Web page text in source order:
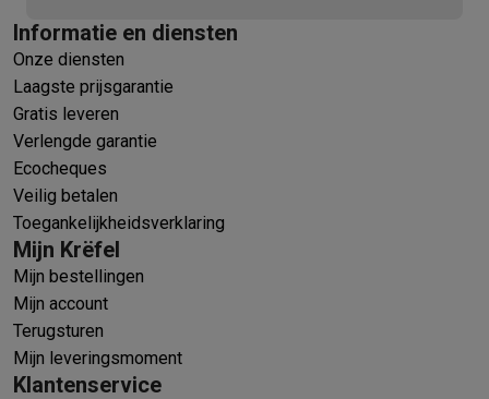
Informatie en diensten
Onze diensten
Laagste prijsgarantie
Gratis leveren
Verlengde garantie
Ecocheques
Veilig betalen
Toegankelijkheidsverklaring
Mijn Krëfel
Mijn bestellingen
Mijn account
Terugsturen
Mijn leveringsmoment
Klantenservice